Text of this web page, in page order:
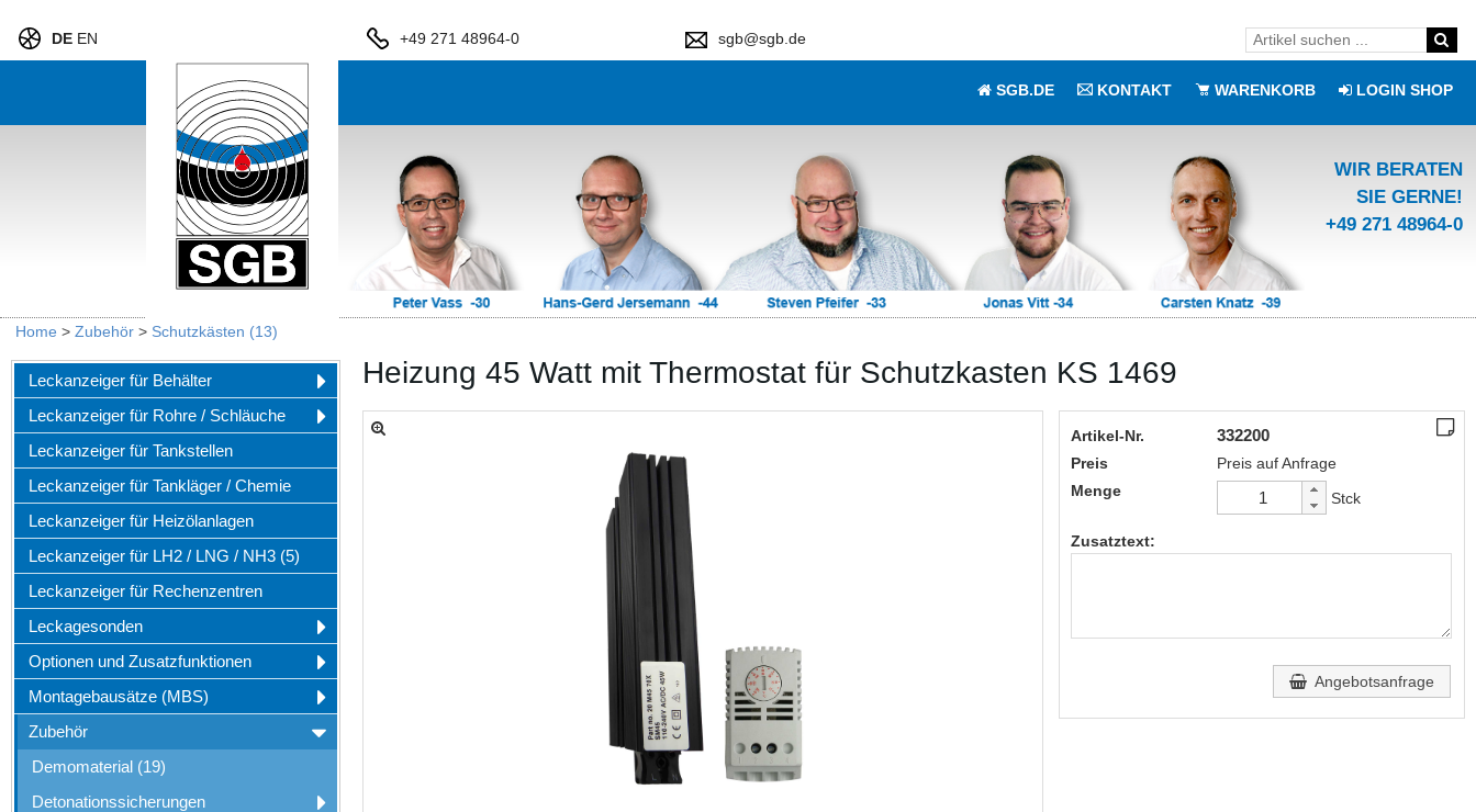
DE EN +49 271 48964-0 sgb@sgb.de
LOGIN SHOP
WARENKORB
KONTAKT
SGB.DE
WIR BERATEN
SIE GERNE!
+49 271 48964-0
Home > Zubehör > Schutzkästen (13)
Leckanzeiger für Behälter
Leckanzeiger für Rohre / Schläuche
Leckanzeiger für Tankstellen
Leckanzeiger für Tankläger / Chemie
Leckanzeiger für Heizölanlagen
Leckanzeiger für LH2 / LNG / NH3 (5)
Leckanzeiger für Rechenzentren
Leckagesonden
Optionen und Zusatzfunktionen
Montagebausätze (MBS)
Zubehör
Demomaterial (19)
Detonationssicherungen
Heizung 45 Watt mit Thermostat für Schutzkasten KS 1469
Artikel-Nr. 332200
Preis
Preis auf Anfrage
Menge
Stck
Zusatztext:
Angebotsanfrage